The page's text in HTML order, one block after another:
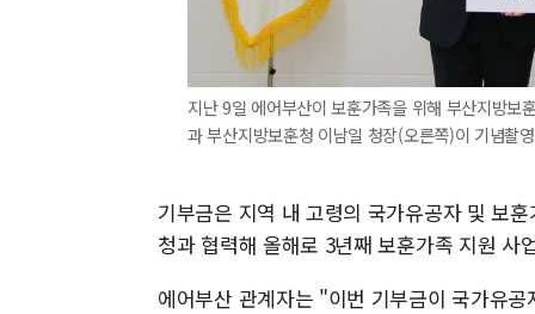
지난 9일 에어부산이 보훈가족을 위해 부산지방보
과 부산지방보훈청 이남일 청장(오른쪽)이 기념촬
기부금은 지역 내 고령의 국가유공자 및 보
청과 협력해 올해로 3년째 보훈가족 지원 사
에어부산 관계자는 "이번 기부금이 국가유